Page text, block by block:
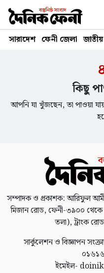
সারাদেশ ফেনী জেলা জাতীয়
কিছু
আপনি যা খুঁজছেন, তা পাওয়া
সম্পাদক ও প্রকাশক: আরিফুল
মিজান রোড, ফেনী-৩৯০০ থেকে
তলা), ট্রাংক
সার্কুলেশন ও বিজ্ঞাপন
ইমেইল-